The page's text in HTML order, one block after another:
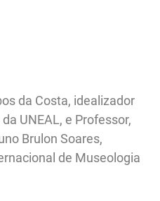
da Costa, idealizador
UNEAL, e Professor,
Brulon Soares,
de Museologia